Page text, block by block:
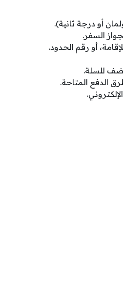
أو درجة ثانية).
السفر.
أو رقم الحدود.
للسلة.
الدفع المتاحة.